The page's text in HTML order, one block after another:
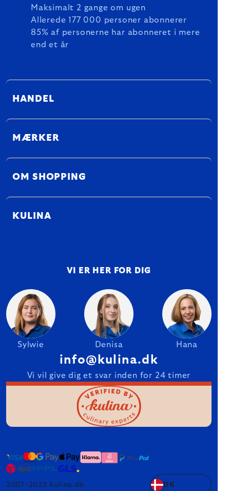
Maksimalt 2 gange om ugen
Allerede 177 000 personer abonnerer
85% af personerne har abonneret i mere
end et år
HANDEL
MÆRKER
OM SHOPPING
KULINA
VI ER HER FOR DIG
Sylwie Denisa Hana
info@kulina.dk
Vi vil give dig et svar inden for 24 timer
2007–2025 Kulina.dk DK